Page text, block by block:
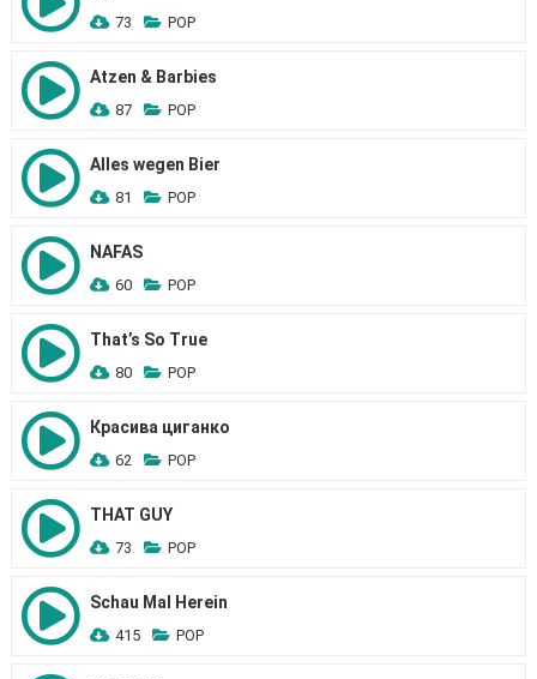
73 POP
Atzen & Barbies
87 POP
Alles wegen Bier
81 POP
NAFAS
60 POP
That’s So True
80 POP
Красива циганко
62 POP
THAT GUY
73 POP
Schau Mal Herein
415 POP